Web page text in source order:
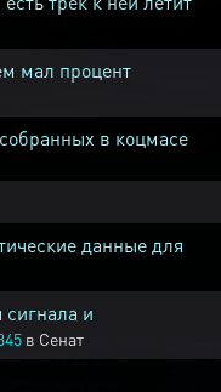
мал процент
в коцмасе
данные для
и
в Сенат